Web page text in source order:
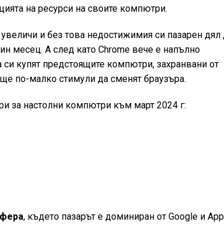
на ресурси на своите компютри.
и без това недостижимия си пазарен дял
месец. А след като Chrome вече е напълно
купят предстоящите компютри, захранвани от
по-малко стимули да сменят браузъра.
за настолни компютри към март 2024 г:
, където пазарът е доминиран от Google и